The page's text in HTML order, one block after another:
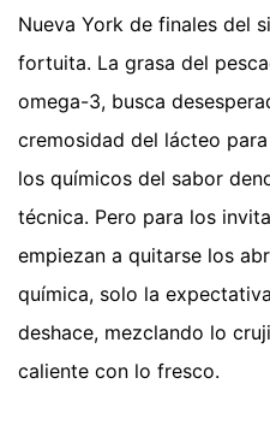
Nueva York de finales del
fortuita. La grasa del
omega-3, busca
cremosidad del lácteo
los químicos del sabor
técnica. Pero para los
empiezan a quitarse los
química, solo la
deshace, mezclando lo
caliente con lo fresco.